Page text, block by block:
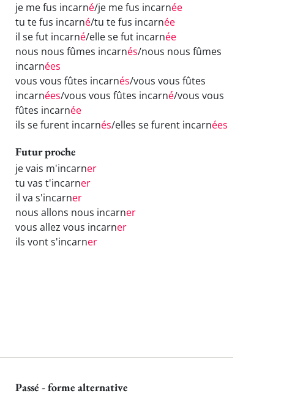
je me fus incarné/je me fus incarnée
tu te fus incarné/tu te fus incarnée
il se fut incarné/elle se fut incarnée
nous nous fûmes incarnés/nous nous fûmes
incarnées
vous vous fûtes incarnés/vous vous fûtes
incarnées/vous vous fûtes incarné/vous vous
fûtes incarnée
ils se furent incarnés/elles se furent incarnées
Futur proche
je vais m'incarner
tu vas t'incarner
il va s'incarner
nous allons nous incarner
vous allez vous incarner
ils vont s'incarner
Passé - forme alternative